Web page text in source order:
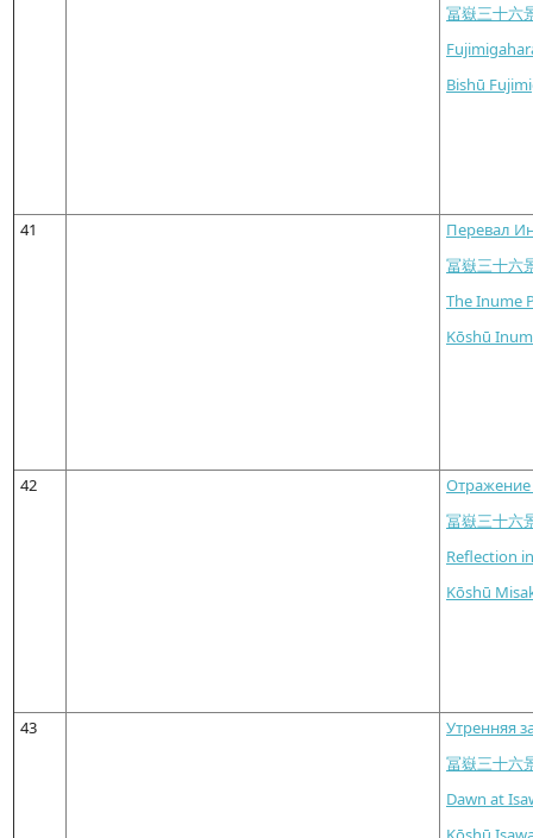
冨嶽三十
Bishū
41
Перевал
冨嶽三十
The Inume
Kōshū
42
Отражение
冨嶽三十
Reflection
Kōshū
43
Утренняя
冨嶽三十
Dawn at